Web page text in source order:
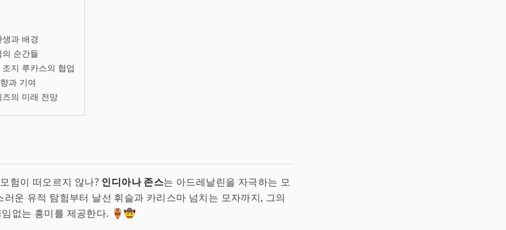
과 배경
순간들
지 루카스의 협업
과 기여
의 미래 전망
험이 떠오르지 않나? 인디아나 존스는 아드레날린을 자극하는 모
러운 유적 탐험부터 날선 휘슬과 카리스마 넘치는 모자까지, 그의
없는 흥미를 제공한다. 🏺🤠